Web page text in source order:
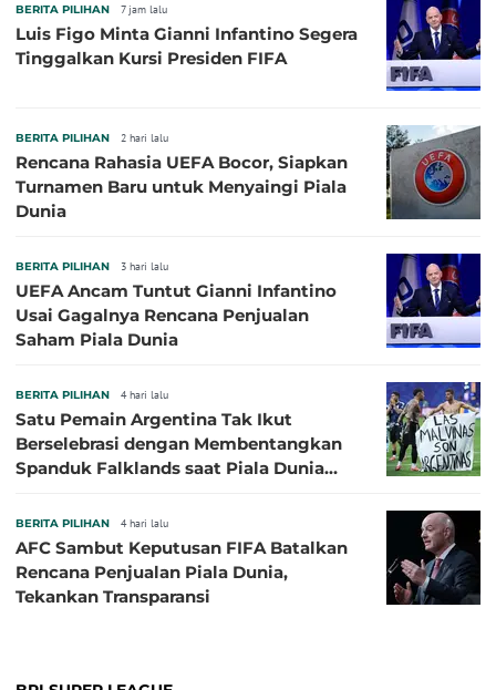
BERITA PILIHAN 7 jam lalu
Luis Figo Minta Gianni Infantino Segera
Tinggalkan Kursi Presiden FIFA
BERITA PILIHAN 2 hari lalu
Rencana Rahasia UEFA Bocor, Siapkan
Turnamen Baru untuk Menyaingi Piala
Dunia
BERITA PILIHAN 3 hari lalu
UEFA Ancam Tuntut Gianni Infantino
Usai Gagalnya Rencana Penjualan
Saham Piala Dunia
BERITA PILIHAN 4 hari lalu
Satu Pemain Argentina Tak Ikut
Berselebrasi dengan Membentangkan
Spanduk Falklands saat Piala Dunia
BERITA PILIHAN 4 hari lalu
AFC Sambut Keputusan FIFA Batalkan
Rencana Penjualan Piala Dunia,
Tekankan Transparansi